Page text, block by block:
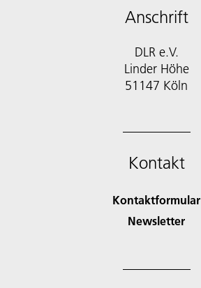
Anschrift
DLR e.V.
Linder Höhe
51147 Köln
Kontakt
Kontaktformular
Newsletter